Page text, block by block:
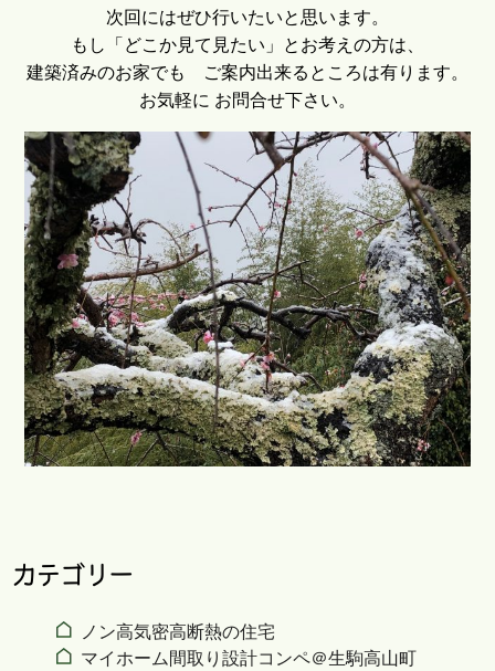
次回にはぜひ行いたいと思います。
もし「どこか見て見たい」とお考えの方は、
建築済みのお家でも ご案内出来るところは有ります。
お気軽に お問合せ下さい。
カテゴリー
ノン高気密高断熱の住宅
マイホーム間取り設計コンペ＠生駒高山町